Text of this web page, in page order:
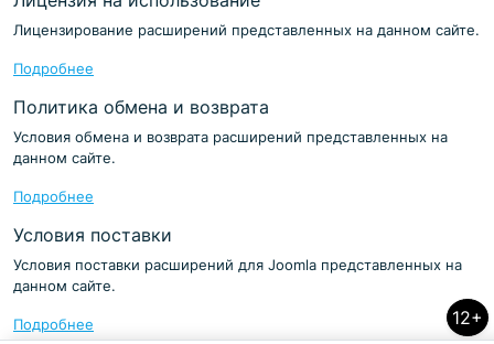
Лицензирование расширений представленных на данном сайте.
Подробнее
Политика обмена и возврата
Условия обмена и возврата расширений представленных на
данном сайте.
Подробнее
Условия поставки
Условия поставки расширений для Joomla представленных на
данном сайте.
Подробнее 12+